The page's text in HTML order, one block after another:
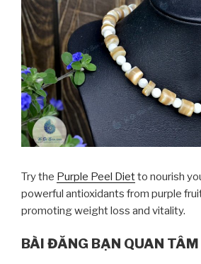
Try the Purple Peel Dietto nourish
powerful antioxidants from purple
promoting weight loss and vitality.
BÀI ĐĂNG BẠN QUAN TÂM